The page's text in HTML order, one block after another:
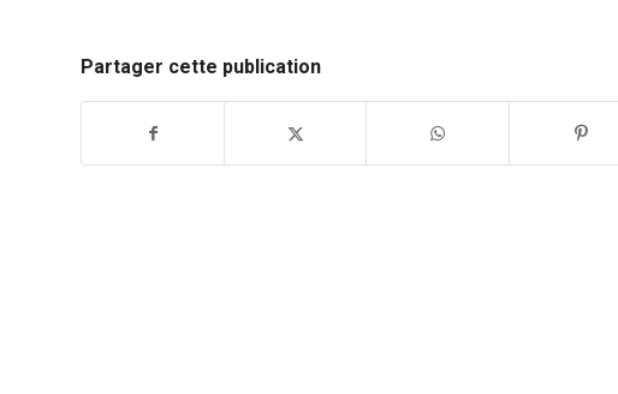
Partager cette publication